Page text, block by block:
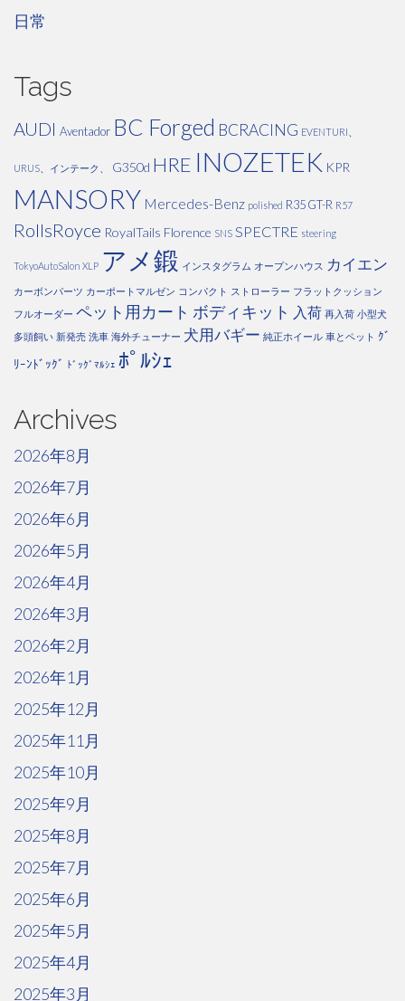
日常
Tags
AUDI Aventador BC Forged BCRACING EVENTURI、
URUS、インテーク、 G350d HRE INOZETEK KPR
MANSORY Mercedes-Benz polished R35 GT-R R57
RollsRoyce RoyalTails Florence SNS SPECTRE steering
TokyoAutoSalon XLP アメ鍛 インスタグラム オープンハウス カイエン
カーボンパーツ カーポートマルゼン コンパクト ストローラー フラットクッション
フルオーダー ペット用カート ボディキット 入荷 再入荷 小型犬
多頭飼い 新発売 洗車 海外チューナー 犬用バギー 純正ホイール 車とペット ｸﾞ
ﾘｰﾝﾄﾞｯｸﾞ ﾄﾞｯｸﾞﾏﾙｼｪ ﾎﾟﾙｼｪ
Archives
2026年8月
2026年7月
2026年6月
2026年5月
2026年4月
2026年3月
2026年2月
2026年1月
2025年12月
2025年11月
2025年10月
2025年9月
2025年8月
2025年7月
2025年6月
2025年5月
2025年4月
2025年3月